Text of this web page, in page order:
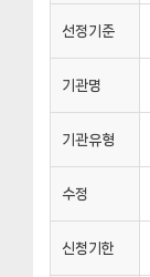
선정기준
기관명
기관유형
수정
신청기한